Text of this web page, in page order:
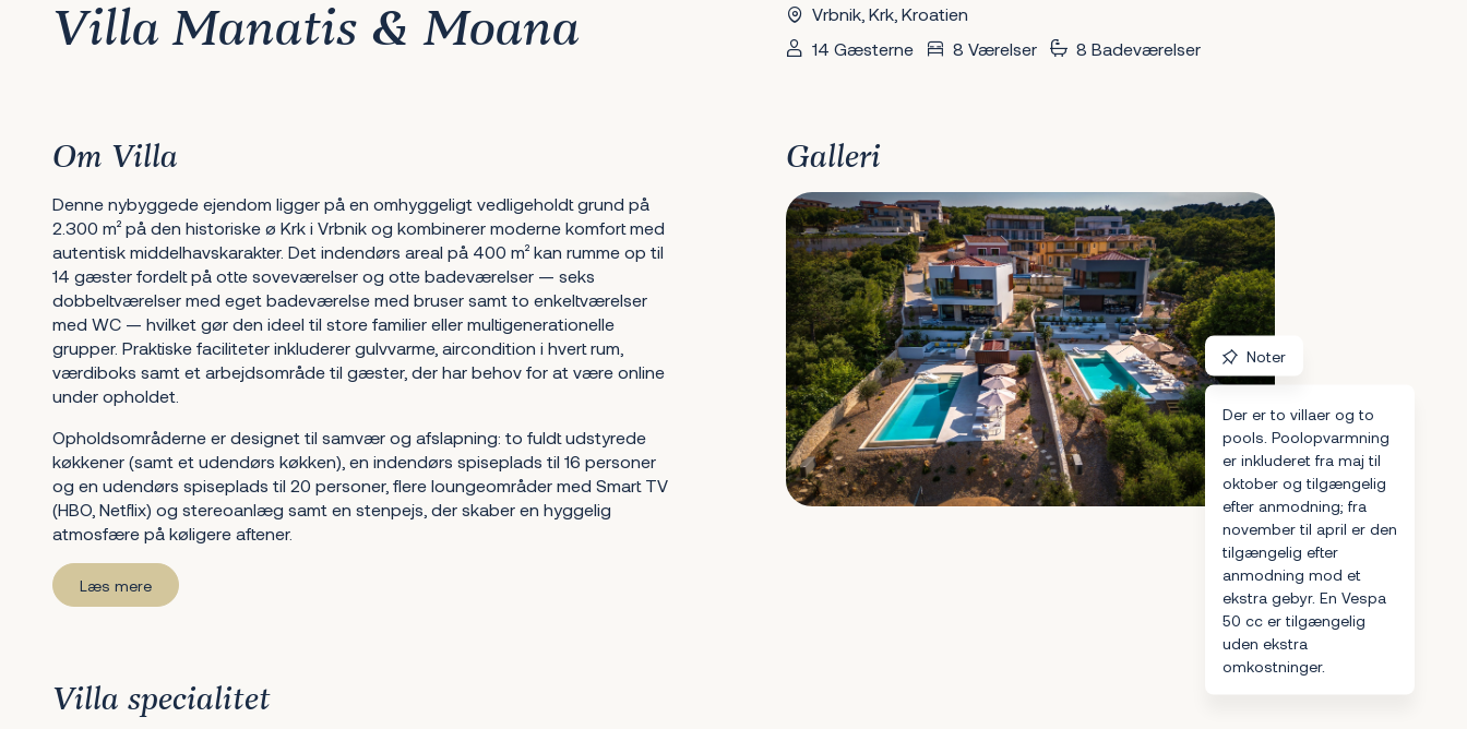
Villa Manatis & Moana
Vrbnik, Krk, Kroatien
14 Gæsterne
8 Værelser 8 Badeværelser
Om Villa
Denne nybyggede ejendom ligger på en omhyggeligt vedligeholdt grund på
2.300 m² på den historiske ø Krk i Vrbnik og kombinerer moderne komfort med
autentisk middelhavskarakter. Det indendørs areal på 400 m² kan rumme op til
14 gæster fordelt på otte soveværelser og otte badeværelser — seks
dobbeltværelser med eget badeværelse med bruser samt to enkeltværelser
med WC — hvilket gør den ideel til store familier eller multigenerationelle
grupper. Praktiske faciliteter inkluderer gulvvarme, aircondition i hvert rum,
værdiboks samt et arbejdsområde til gæster, der har behov for at være online
under opholdet.
Opholdsområderne er designet til samvær og afslapning: to fuldt udstyrede
køkkener (samt et udendørs køkken), en indendørs spiseplads til 16 personer
og en udendørs spiseplads til 20 personer, flere loungeområder med Smart TV
(HBO, Netflix) og stereoanlæg samt en stenpejs, der skaber en hyggelig
atmosfære på køligere aftener.
Læs mere
Noter
Der er to villaer og to
pools. Poolopvarmning
er inkluderet fra maj til
oktober og tilgængelig
efter anmodning; fra
november til april er den
tilgængelig efter
anmodning mod et
ekstra gebyr. En Vespa
50 cc er tilgængelig
uden ekstra
omkostninger.
Galleri
Villa specialitet